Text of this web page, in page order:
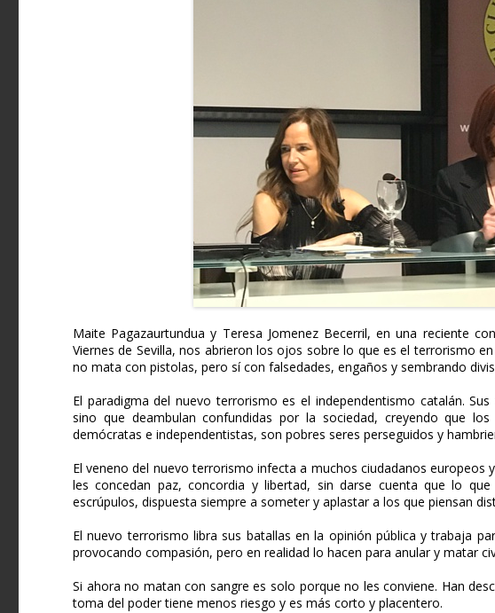
Maite Pagazaurtundua y Teresa Jomenez Becerril, en una reciente
Viernes de Sevilla, nos abrieron los ojos sobre lo que es el terrorismo
no mata con pistolas, pero sí con falsedades, engaños y sembrando
El paradigma del nuevo terrorismo es el independentismo catalán.
sino que deambulan confundidas por la sociedad, creyendo que
demócratas e independentistas, son pobres seres perseguidos y
El veneno del nuevo terrorismo infecta a muchos ciudadanos europeos
les concedan paz, concordia y libertad, sin darse cuenta que lo
escrúpulos, dispuesta siempre a someter y aplastar a los que piensan
El nuevo terrorismo libra sus batallas en la opinión pública y trabaja
provocando compasión, pero en realidad lo hacen para anular y matar
Si ahora no matan con sangre es solo porque no les conviene. Han
toma del poder tiene menos riesgo y es más corto y placentero.